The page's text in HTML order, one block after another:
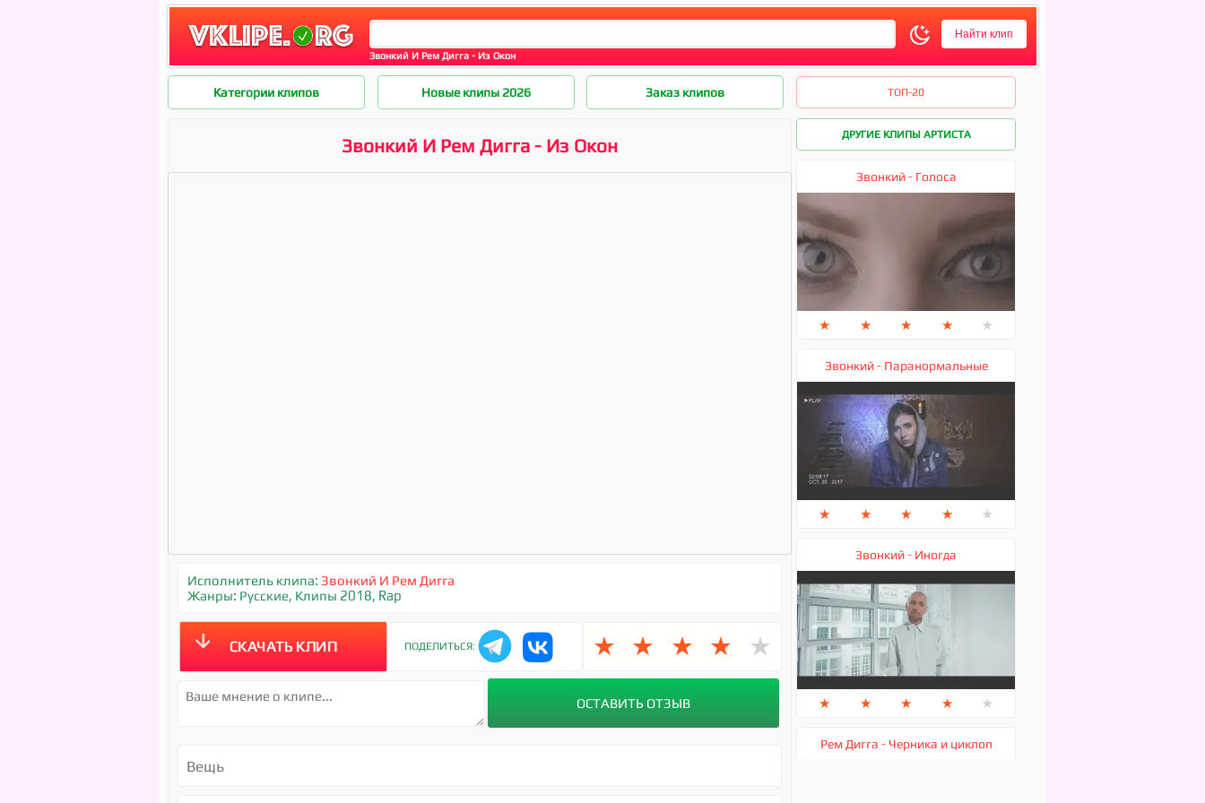
Звонкий И Рем Дигга - Из Окон
Категории клипов Новые клипы 2026 Заказ клипов ТОП-20
Звонкий И Рем Дигга - Из Окон
Исполнитель клипа: Звонкий И Рем Дигга
Жанры: Русские, Клипы 2018, Rap
СКАЧАТЬ КЛИП ПОДЕЛИТЬСЯ: ★ ★ ★ ★ ★
Вещь
ДРУГИЕ КЛИПЫ АРТИСТА
Звонкий - Голоса
★ ★ ★ ★ ★
Звонкий - Паранормальные
★ ★ ★ ★ ★
Звонкий - Иногда
★ ★ ★ ★ ★
Рем Дигга - Черника и циклоп